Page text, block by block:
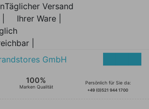
Täglicher Versand
Ihrer Ware |
|
100%
Marken Qualität
Persönlich für Sie da:
+49 (0)521 944 1700